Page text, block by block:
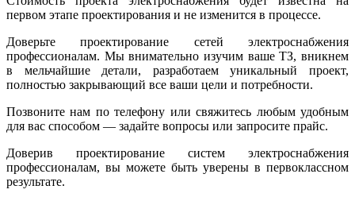
первом этапе проектирования и не изменится в процессе.
Доверьте проектирование сетей электроснабжения
профессионалам. Мы внимательно изучим ваше ТЗ, вникнем
в мельчайшие детали, разработаем уникальный проект,
полностью закрывающий все ваши цели и потребности.
Позвоните нам по телефону или свяжитесь любым удобным
для вас способом — задайте вопросы или запросите прайс.
Доверив проектирование систем электроснабжения
профессионалам, вы можете быть уверены в первоклассном
результате.